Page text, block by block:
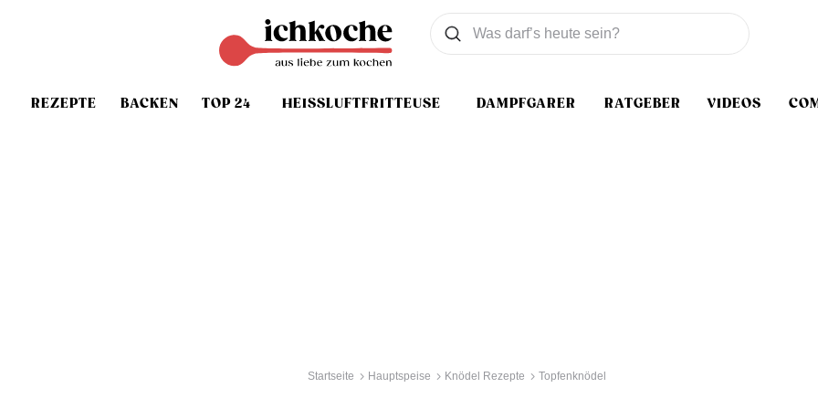
REZEPTE BACKEN TOP 24 HEISSLUFTFRITTEUSE DAMPFGARER RATGEBER VIDEOS
Was wollen Sie suchen
Suchen
Startseite Hauptspeise Knödel Rezepte Topfenknödel